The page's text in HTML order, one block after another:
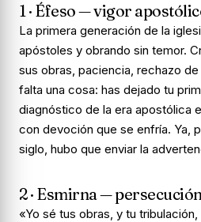
1 · Éfeso — vigor
La primera generación de la
apóstoles y obrando sin temor.
sus obras, paciencia, rechazo
falta una cosa: has dejado tu
diagnóstico de la era apostólica
con devoción que se enfría. Ya,
siglo, hubo que enviar la
2 · Esmirna — persecución
«Yo sé tus obras, y tu